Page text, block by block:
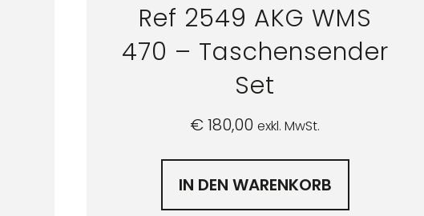
Ref 2549 AKG WMS
470 – Taschensender
Set
€180,00 exkl. MwSt.
IN DEN WARENKORB